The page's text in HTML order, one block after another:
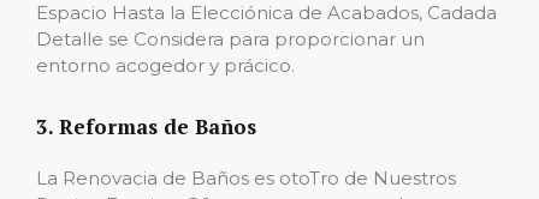
Espacio Hasta la Elecciónica de Acabados, Cadada
Detalle se Considera para proporcionar un
entorno acogedor y prácico.
3. Reformas de Baños
La Renovacia de Baños es otoTro de Nuestros